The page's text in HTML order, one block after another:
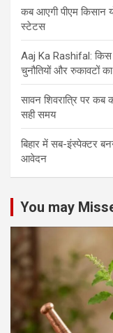
कब आएगी पीएम किसान
स्टेटस
Aaj Ka Rashifal: किस
चुनौतियों और रुकावटों
सावन शिवरात्रि पर कब
सही समय
बिहार में सब-इंस्पेक्टर
आवेदन
You may